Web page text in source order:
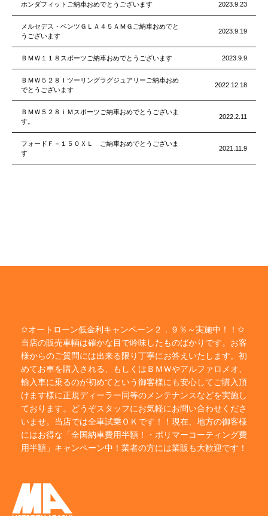
ホンダフィットご納車おめでとうございます 2023.9.23
メルセデス・ベンツＧＬＡ４５ＡＭＧご納車おめでと
うございます
2023.9.19
ＢＭＷ１１８スポーツご納車おめでとうございます 2023.9.9
ＢＭＷ５２８Ｉツーリングラグジュアリーご納車おめ
でとうございます
2022.12.18
ＢＭＷ５２８ｉＭスポーツご納車おめでとうございま
す。
2022.2.11
フォードＦ－１５０ＸＬ ご納車おめでとうございま
す
2021.11.9
✩オートローン低金利キャンペーン２．９％～実施中！！✩
当店の販売車輌は確かな目で吟味したものばかりです。お客
様からのご質問には出来る限り丁寧にお答えいたします。初
めてお車を購入される、もしくはＢＭＷやアルファロメオ、
輸入車に乗るのが初めてという御客様にも安心してご購入頂
けます様に正規ディーラー同等のメンテナンスなどを実施し
ております。どうぞスタッフにお気軽にお問い合わせくださ
いませ。当店では全車試乗ＯＫです！！現在、地方の御客様
にはお得な「全国納車費用半額！・ポリマーコーティング費
用半額」キャンペーン中！業者の方には業販も大歓迎です！